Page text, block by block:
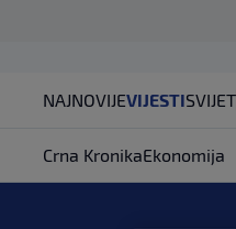
NAJNOVIJEVIJESTISVIJET
Crna KronikaEkonomija